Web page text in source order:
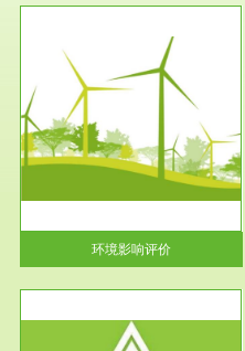
环境影响评价
服务范围
环保竣工验收
根据《建设项目环境保护管理条
例》第十七条 编制环境影响报
告书、...